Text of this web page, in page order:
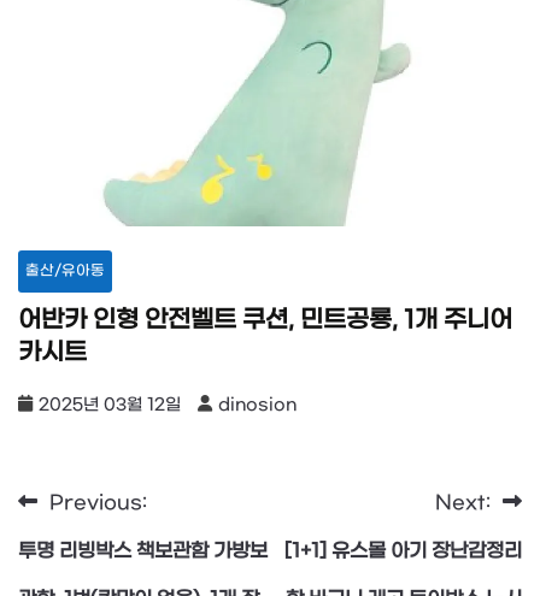
출산/유아동
어반카 인형 안전벨트 쿠션, 민트공룡, 1개 주니어
카시트
2025년 03월 12일 dinosion
글
탐
Previous:
투명 리빙박스 책보관함 가방보
Next:
[1+1] 유스몰 아기 장난감정리